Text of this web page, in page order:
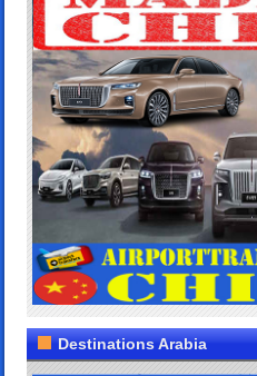
Destinations Arabia